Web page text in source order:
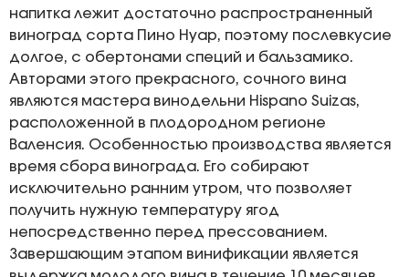
напитка лежит достаточно распространенный
виноград сорта Пино Нуар, поэтому послевкусие
долгое, с обертонами специй и бальзамико.
Авторами этого прекрасного, сочного вина
являются мастера винодельни Hispano Suizas,
расположенной в плодородном регионе
Валенсия. Особенностью производства является
время сбора винограда. Его собирают
исключительно ранним утром, что позволяет
получить нужную температуру ягод
непосредственно перед прессованием.
Завершающим этапом винификации является